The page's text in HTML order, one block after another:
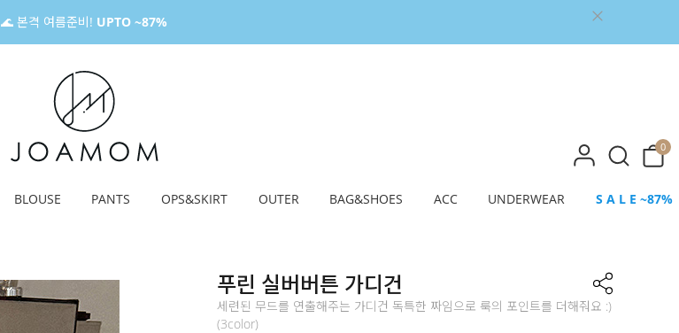
🌊 본격 여름준비! UPTO ~87%
0
BLOUSE PANTS OPS&SKIRT OUTER BAG&SHOES ACC UNDERWEAR S A L E ~87%
푸린 실버버튼 가디건
세련된 무드를 연출해주는 가디건 독특한 짜임으로 룩의 포인트를 더해줘요 :)
(3color)